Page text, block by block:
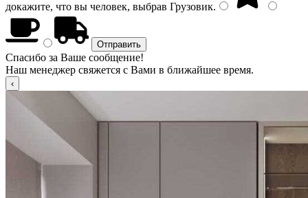
докажите, что вы человек, выбрав Грузовик.
Спасибо за Ваше сообщение!
Наш менеджер свяжется с Вами в ближайшее время.